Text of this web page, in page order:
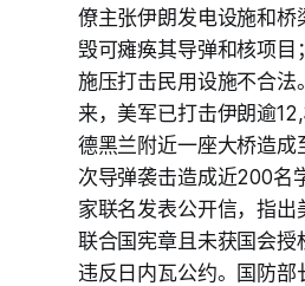
僚主张伊朗发电设施和桥
毁可瘫痪其导弹和核项
施压打击民用设施不合
来，美军已打击伊朗逾
德黑兰附近一座大桥造成
次导弹袭击造成近200名
家联名发表公开信，指出
联合国宪章且未获国会
违反日内瓦公约。国防部